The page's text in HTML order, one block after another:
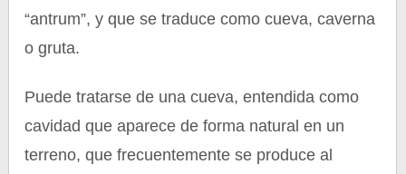
“antrum”, y que se traduce como cueva, caverna
o gruta.
Puede tratarse de una cueva, entendida como
cavidad que aparece de forma natural en un
terreno, que frecuentemente se produce al